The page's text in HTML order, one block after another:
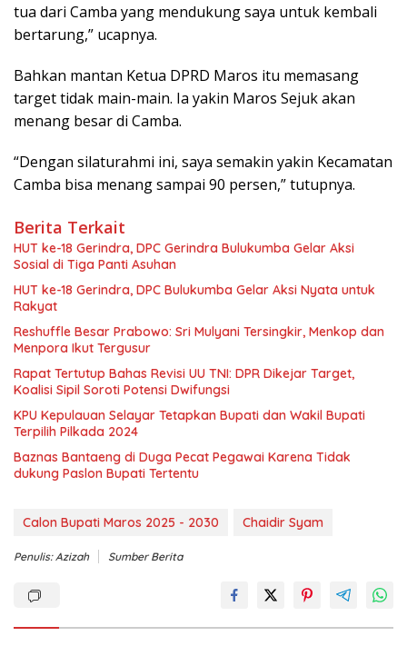
tua dari Camba yang mendukung saya untuk kembali
bertarung,” ucapnya.
Bahkan mantan Ketua DPRD Maros itu memasang
target tidak main-main. Ia yakin Maros Sejuk akan
menang besar di Camba.
“Dengan silaturahmi ini, saya semakin yakin Kecamatan
Camba bisa menang sampai 90 persen,” tutupnya.
Berita Terkait
HUT ke-18 Gerindra, DPC Gerindra Bulukumba Gelar Aksi
Sosial di Tiga Panti Asuhan
HUT ke-18 Gerindra, DPC Bulukumba Gelar Aksi Nyata untuk
Rakyat
Reshuffle Besar Prabowo: Sri Mulyani Tersingkir, Menkop dan
Menpora Ikut Tergusur
Rapat Tertutup Bahas Revisi UU TNI: DPR Dikejar Target,
Koalisi Sipil Soroti Potensi Dwifungsi
KPU Kepulauan Selayar Tetapkan Bupati dan Wakil Bupati
Terpilih Pilkada 2024
Baznas Bantaeng di Duga Pecat Pegawai Karena Tidak
dukung Paslon Bupati Tertentu
Calon Bupati Maros 2025 - 2030 Chaidir Syam
Penulis: Azizah Sumber Berita